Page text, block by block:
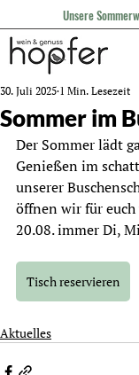
Unsere
Sommer im
30. Juli 2025 1 Min. Lesezeit
Der Sommer lädt
Genießen im
unserer
öffnen wir für
20.08. immer Di,
Tisch reservieren
Aktuelles